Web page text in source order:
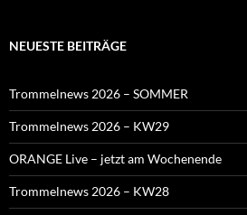
NEUESTE BEITRÄGE
Trommelnews 2026 – SOMMER
Trommelnews 2026 – KW29
ORANGE Live – jetzt am Wochenende
Trommelnews 2026 – KW28